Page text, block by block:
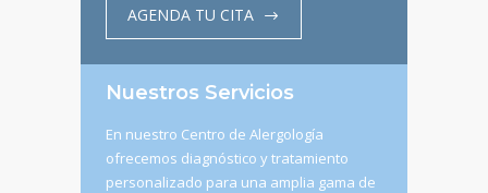
AGENDA TU CITA
Nuestros Servicios
En nuestro Centro de Alergología
ofrecemos diagnóstico y tratamiento
personalizado para una amplia gama de